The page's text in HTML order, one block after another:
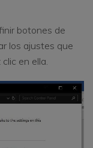
botones de
los ajustes que
en ella.